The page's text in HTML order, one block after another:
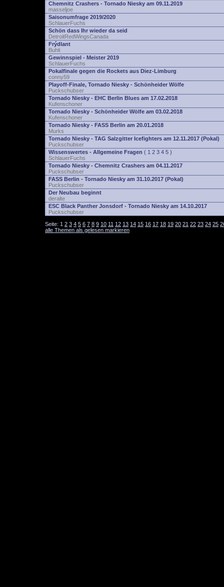
Chemnitz Crashers - Tornado Niesky am 09.11.2019
masseljoe
Saisonumfrage 2019/2020
SchlauerFuchs
Schön dass Ihr wieder da seid
DetroitRedWingsCanada
Frýdlant
Buhli
Gewinnspiel - Meister 2019
SchlauerFuchs
Pokalfinale gegen die Rockets aus Diez-Limburg
conny59
Playoff-Finale, Tornado Niesky - Schönheider Wölfe
Puckschubser
Tornado Niesky - EHC Berlin Blues am 17.02.2018
Kufenschoner
Tornado Niesky - Schönheider Wölfe am 03.02.2018
Kufenschoner
Tornado Niesky - FASS Berlin am 20.01.2018
Murks
Tornado Niesky - TAG Salzgitter Icefighters am 12.11.2017 (Pokal)
Puckschubser
Wissenswertes - Allgemeine Fragen ( 1 2 3 4 5 )
SchlauerFuchs
Tornado Niesky - Chemnitz Crashers am 04.11.2017
Puckschubser
FASS Berlin - Tornado Niesky am 31.10.2017 (Pokal)
Puckschubser
Der Neubau beginnt
deralte
ESC Black Panther Jonsdorf - Tornado Niesky am 14.10.2017
Puckschubser
Seite: 1 2 3 4 5 6 7 8 9 10 11 12 13 14 15 16 17 18 19 20 21 22 23 24 25
alle Themen als gelesen markieren